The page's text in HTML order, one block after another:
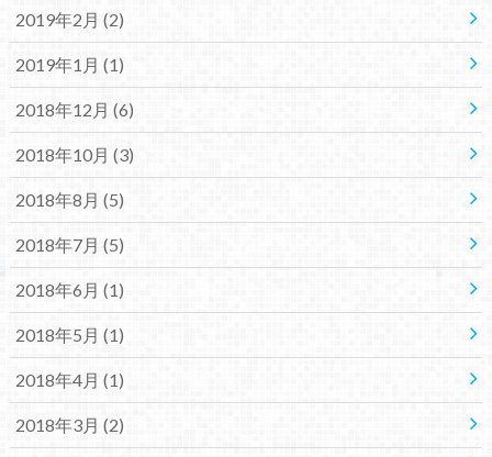
2019年2月 (2)
2019年1月 (1)
2018年12月 (6)
2018年10月 (3)
2018年8月 (5)
2018年7月 (5)
2018年6月 (1)
2018年5月 (1)
2018年4月 (1)
2018年3月 (2)